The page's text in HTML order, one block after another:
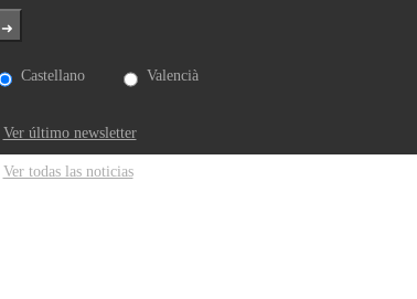
Castellano Valencià
Ver último newsletter
Ver todas las noticias